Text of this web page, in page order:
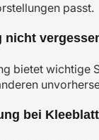
passt.
nicht
bietet wichtige
bei